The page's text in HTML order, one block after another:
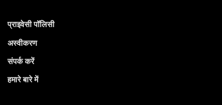
प्राइवेसी पॉलिसी
अस्वीकरण
संपर्क करें
हमारे बारे में